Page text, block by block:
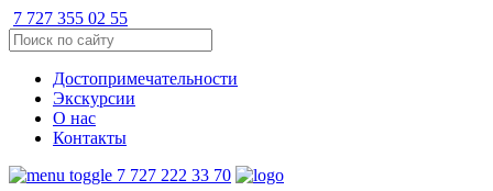
7 727 355 02 55
Достопримечательности
Экскурсии
О нас
Контакты
7 727 222 33 70